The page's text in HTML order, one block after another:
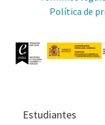
Política de
Estudiantes